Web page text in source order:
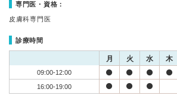
専門医・資格：
皮膚科専門医
診療時間
月 火 水 木
09:00-12:00
16:00-19:00